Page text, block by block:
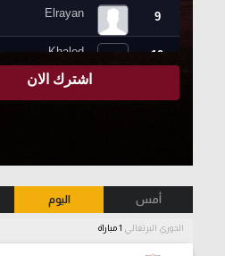
أمس اليوم
الدوري البرتغالي